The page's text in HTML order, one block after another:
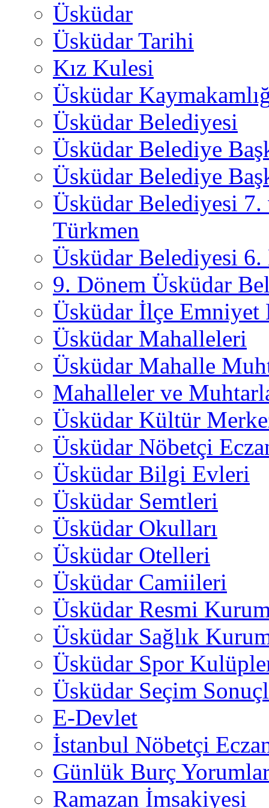
Üsküdar
Üsküdar Tarihi
Kız Kulesi
Üsküdar
Üsküdar Belediyesi
Üsküdar Belediye
Üsküdar Belediye
Üsküdar Belediyesi
Türkmen
Üsküdar Belediyesi 6.
9. Dönem Üsküdar
Üsküdar İlçe
Üsküdar Mahalleleri
Üsküdar Mahalle
Mahalleler ve
Üsküdar Kültür
Üsküdar Nöbetçi
Üsküdar Bilgi Evleri
Üsküdar Semtleri
Üsküdar Okulları
Üsküdar Otelleri
Üsküdar Camiileri
Üsküdar Resmi
Üsküdar Sağlık
Üsküdar Spor
Üsküdar Seçim
E-Devlet
İstanbul Nöbetçi
Günlük Burç
Ramazan İmsakiyesi